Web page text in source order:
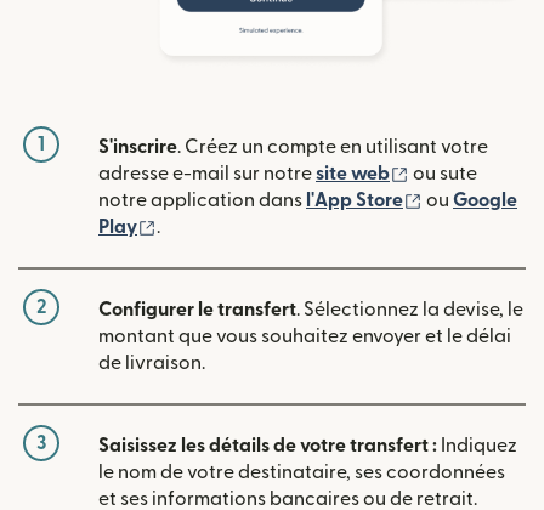
1 S'inscrire. Créez un compte en utilisant votre
adresse e-mail sur notresite web (s'ouvre dans
ou sute
notre application dans l'App Store (s'ouvre
ou Google
Play
.
2 Configurer le transfert. Sélectionnez la devise, le
montant que vous souhaitez envoyer et le délai
de livraison.
3 Saisissez les détails de votre transfert : Indiquez
le nom de votre destinataire, ses coordonnées
et ses informations bancaires ou de retrait.